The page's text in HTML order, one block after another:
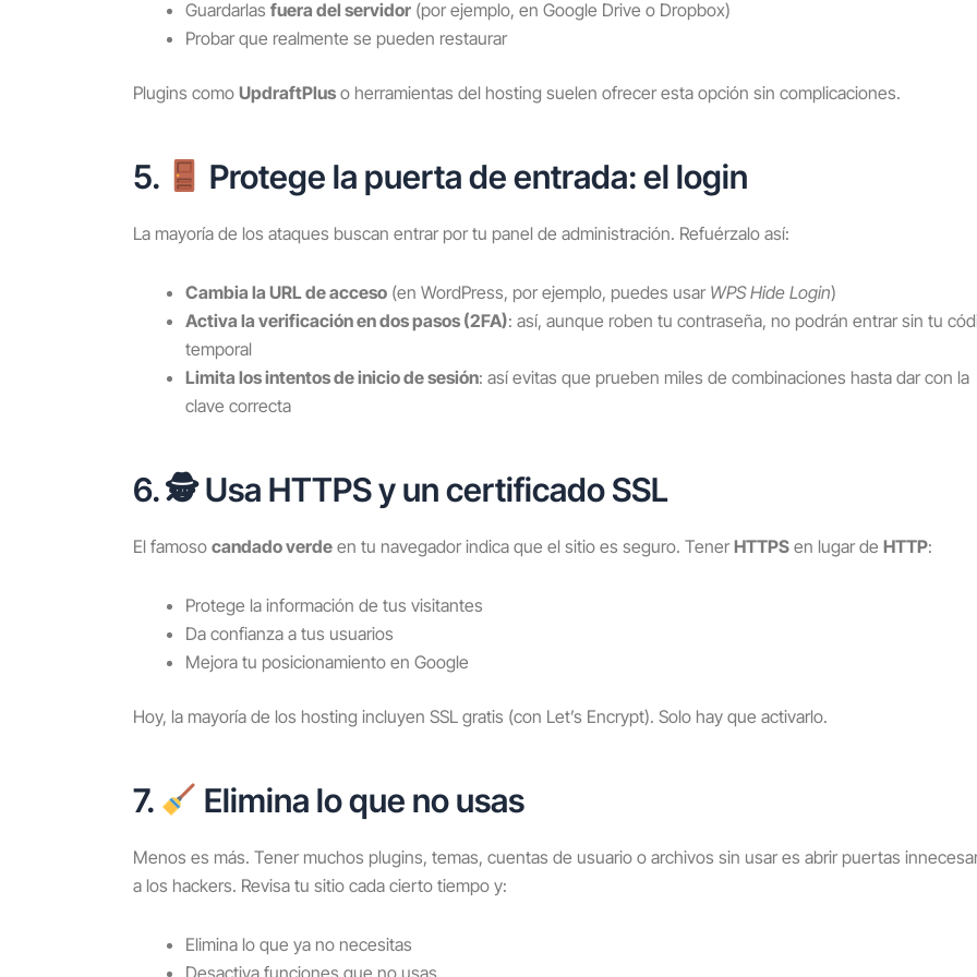
Guardarlas fuera del servidor (por ejemplo, en Google Drive o Dropbox)
Probar que realmente se pueden restaurar
Plugins como UpdraftPlus o herramientas del hosting suelen ofrecer esta opción sin complicaciones.
5. Protege la puerta de entrada: el login
La mayoría de los ataques buscan entrar por tu panel de administración. Refuérzalo así:
Cambia la URL de acceso (en WordPress, por ejemplo, puedes usar WPS Hide Login)
Activa la verificación en dos pasos (2FA): así, aunque roben tu contraseña, no podrán entrar sin tu
temporal
Limita los intentos de inicio de sesión: así evitas que prueben miles de combinaciones hasta dar con la
clave correcta
6. 🕵️ Usa HTTPS y un certificado SSL
El famoso candado verde en tu navegador indica que el sitio es seguro. TenerHTTPS en lugar de HTTP:
Protege la información de tus visitantes
Da confianza a tus usuarios
Mejora tu posicionamiento en Google
Hoy, la mayoría de los hosting incluyen SSL gratis (con Let’s Encrypt). Solo hay que activarlo.
7. Elimina lo que no usas
Menos es más. Tener muchos plugins, temas, cuentas de usuario o archivos sin usar es abrir puertas
a los hackers. Revisa tu sitio cada cierto tiempo y:
Elimina lo que ya no necesitas
Desactiva funciones que no usas